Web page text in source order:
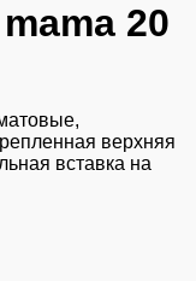
20
верхняя
вставка на